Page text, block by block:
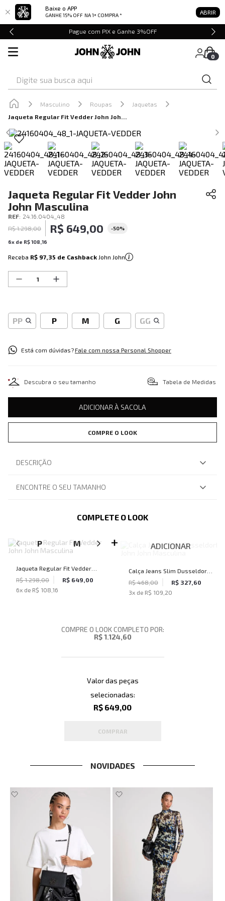
Baixe o APP
GANHE 15% OFF NA 1ª COMPRA * ABRIR
Pague com PIX e Ganhe 3%OFF
0
Masculino Roupas
Jaquetas
Jaqueta Regular Fit Vedder John John Masculina
Jaqueta Regular Fit Vedder John
John Masculina
REF: 24.16.0404_48
R$ 1.298,00 R$ 649,00 -50%
6x de R$108 16
Receba R$ 97,35 de Cashback John John
PP P M G GG
Está com dúvidas?Fale com nossa Personal Shopper
Descubra o seu tamanho Tabela de Medidas
ADICIONAR À SACOLA
COMPRE O LOOK
DESCRIÇÃO
ENCONTRE O SEU TAMANHO
COMPLETE O LOOK
P M G
Jaqueta Regular Fit Vedder
John John Masculina
R$ 1.298,00
R$ 649,00
6x de R$ 108,16
ADICIONAR
Calça Jeans Slim Dusseldorf
John John Masculina
R$ 468,00
R$ 327,60
3x de R$ 109,20
COMPRE O LOOK COMPLETO POR:
R$ 1.124,60
Valor das peças
selecionadas:
R$ 649,00
COMPRAR
NOVIDADES